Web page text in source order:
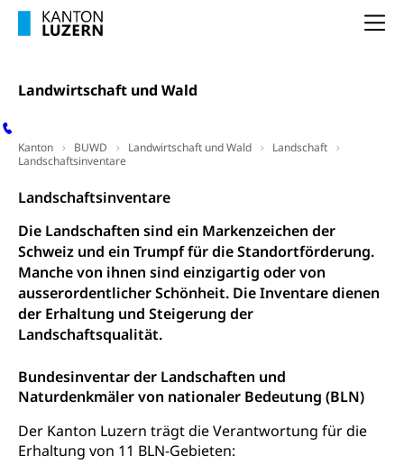
Landwirtschaft und Wald
Kanton BUWD Landwirtschaft und Wald
Landschaft
Landschaftsinventare
Landschaftsinventare
Die Landschaften sind ein Markenzeichen der
Schweiz und ein Trumpf für die Standortförderung.
Manche von ihnen sind einzigartig oder von
ausserordentlicher Schönheit. Die Inventare dienen
der Erhaltung und Steigerung der
Landschaftsqualität.
Bundesinventar der Landschaften und
Naturdenkmäler von nationaler Bedeutung (BLN)
Der Kanton Luzern trägt die Verantwortung für die
Erhaltung von 11 BLN-Gebieten:
Freiwilliger Schulsport
Fachstelle Hochschulbildung
Kindertagesstätte, Spielgruppe, Tagesmutter,
Freiwilliges Kindergarten Jahr
Freiwilliges Kindergarten Jahr
Kindergarten & Basisstufe
Frühe Förderung
Konsumentenschutz
Preisüberwachung, Preisüberwacher,
regionale Erschöpfung, nationale Erschöpfung,
internationale Erschöpfung, Preisabsprache, Kartell,
Cassis-deDijon-Prinzip
Lebensmittelkontrolle und
Verbraucherschutz
Krankenversicherung
Unfallversicherung, Berufsunfallversicherung,
Krankenkasse
Krankenversicherung (WAS Luzern)
Prämienverbilligung (WAS Luzern)
sichere Lebensmittel, Lebensmittelkontrolle,
Lebensmittelhygiene, Produktesicherheit